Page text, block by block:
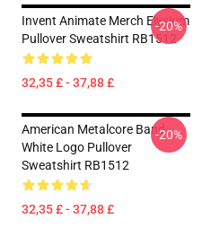
Invent Animate Merch Elysium
Pullover Sweatshirt RB1512
32,35 £ - 37,88 £
-20%
American Metalcore Band
White Logo Pullover
Sweatshirt RB1512
32,35 £ - 37,88 £
-20%